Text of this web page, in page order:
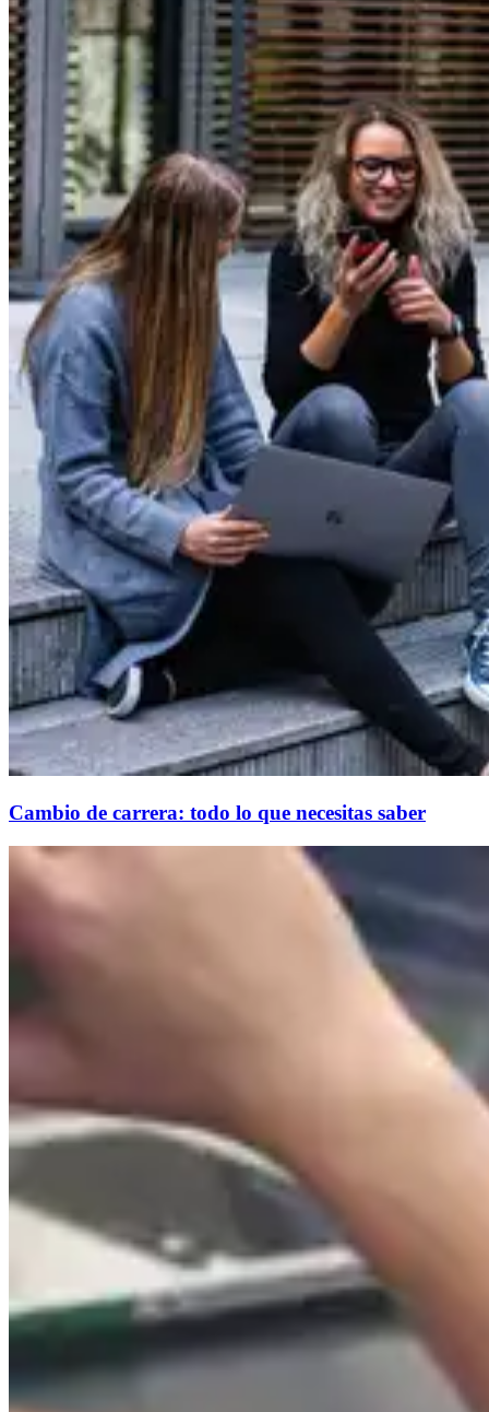
Cambio de carrera: todo lo que necesitas saber